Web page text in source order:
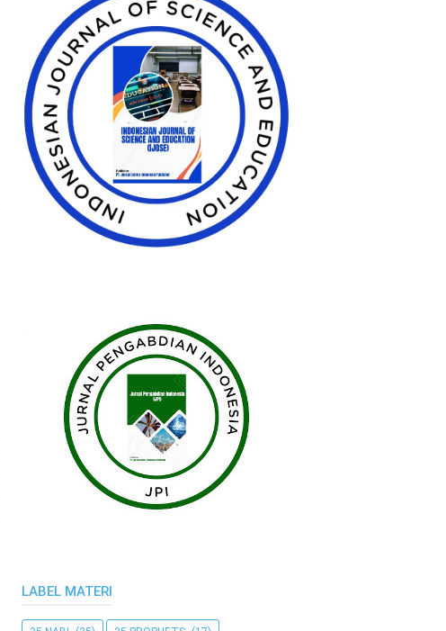
LABEL MATERI